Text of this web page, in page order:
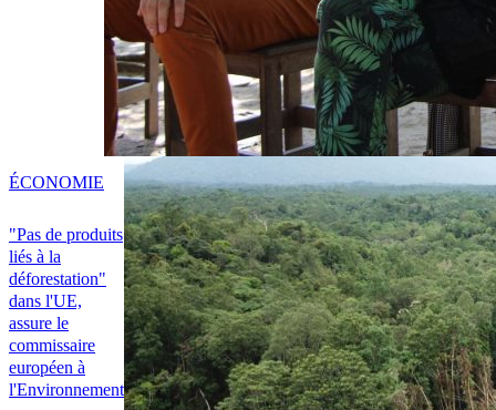
"Pas de produits
liés à la
déforestation"
dans l'UE,
assure le
commissaire
européen à
l'Environnement
ÉCONOMIE